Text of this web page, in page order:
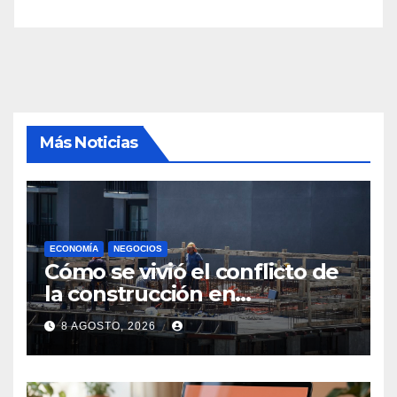
Más Noticias
ECONOMÍA NEGOCIOS
Cómo se vivió el conflicto de
la construcción en
Maldonado, un
departamento donde el
sector tiene sus
particularidades
8 AGOSTO, 2026